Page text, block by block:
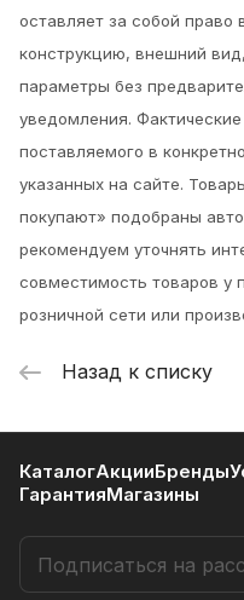
оставляет за собой право
конструкцию, внешний
параметры без
уведомления.
поставляемого в
указанных на сайте.
покупают» подобраны
рекомендуем уточнять
совместимость товаров у
розничной сети или
Назад к списку
КаталогАкцииБренды
ГарантияМагазины